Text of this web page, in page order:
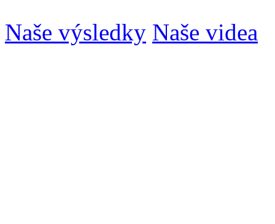
Naše výsledky Naše videa